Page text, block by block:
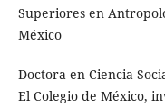
Superiores en
México
Doctora en Ciencia
El Colegio de México,